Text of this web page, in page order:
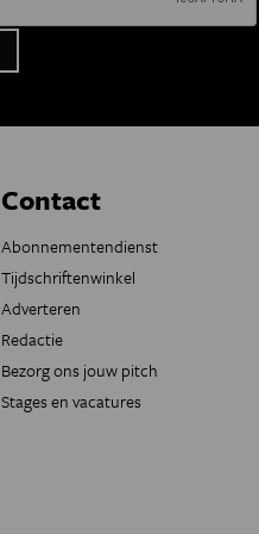
Contact
Abonnementendienst
Tijdschriftenwinkel
Adverteren
Redactie
Bezorg ons jouw pitch
Stages en vacatures